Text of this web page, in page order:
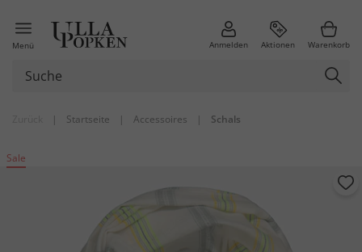
Menü Anmelden Aktionen Warenkorb
| Startseite | Accessoires | Schals
Sale